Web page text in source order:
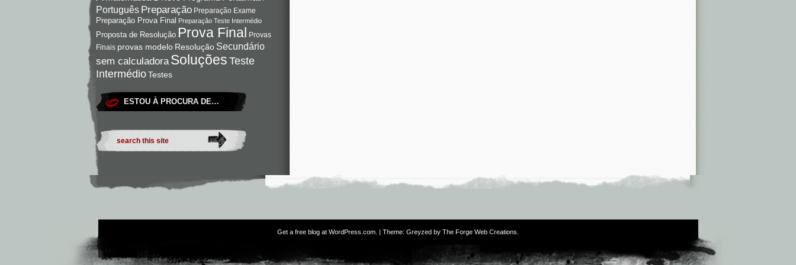
Português Preparação Preparação Exame
Preparação Prova Final Preparação Teste Intermédio
Proposta de Resolução Prova Final Provas
Finais provas modelo Resolução Secundário
sem calculadora Soluções Teste
IntermédioTestes
ESTOU À PROCURA DE…
Get a free blog at WordPress.com . | Theme: Greyzed by The Forge Web Creations